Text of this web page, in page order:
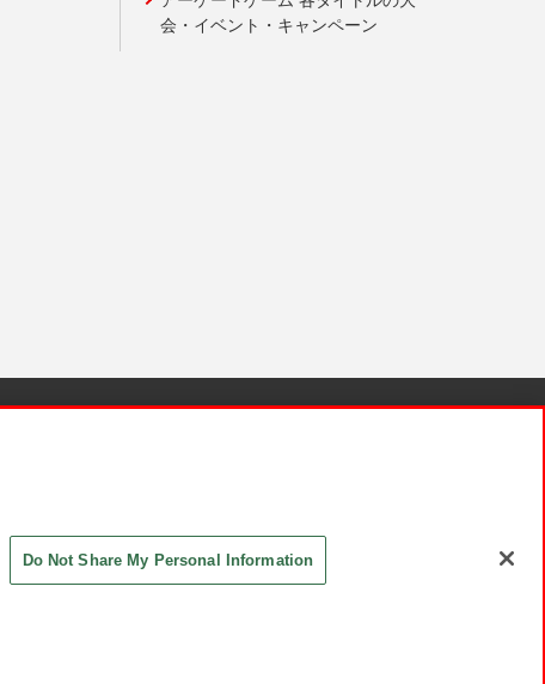
会・イベント・キャンペーン
Do Not Share My Personal Information